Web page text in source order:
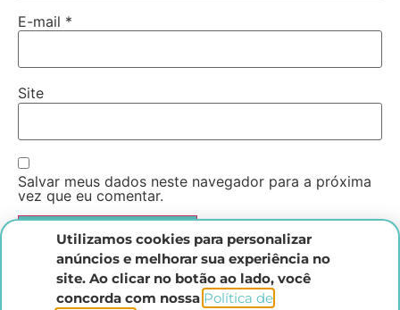
E-mail *
Site
Salvar meus dados neste navegador para a próxima
vez que eu comentar.
Utilizamos cookies para personalizar
anúncios e melhorar sua experiência no
site. Ao clicar no botão ao lado, você
concorda com nossa Política de